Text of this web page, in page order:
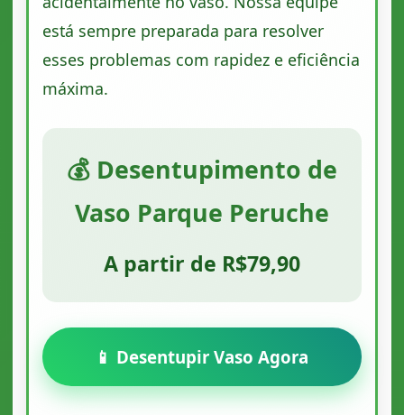
está sempre preparada para resolver
esses problemas com rapidez e eficiência
máxima.
💰 Desentupimento de
Vaso Parque Peruche
A partir de R$79,90
📱 Desentupir Vaso Agora